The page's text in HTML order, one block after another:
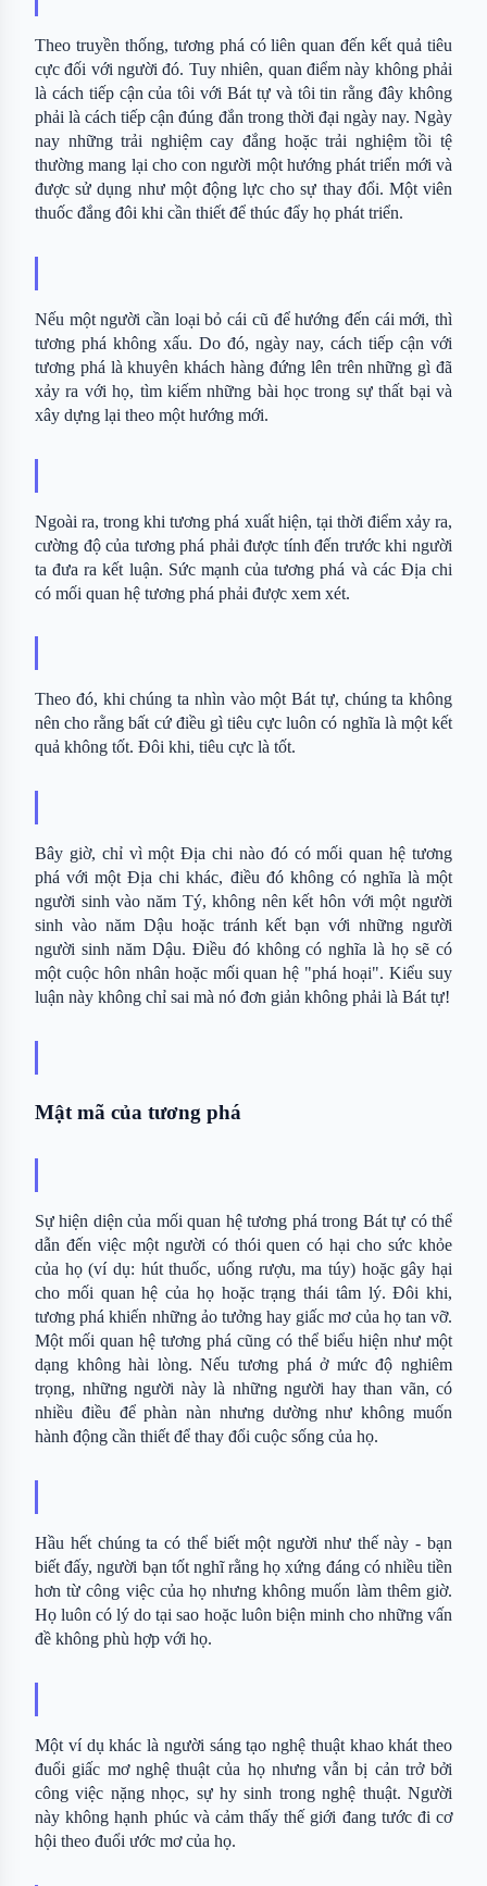
Theo truyền thống, tương phá có liên quan đến kết quả tiêu
cực đối với người đó. Tuy nhiên, quan điểm này không phải
là cách tiếp cận của tôi với Bát tự và tôi tin rằng đây không
phải là cách tiếp cận đúng đắn trong thời đại ngày nay. Ngày
nay những trải nghiệm cay đắng hoặc trải nghiệm tồi tệ
thường mang lại cho con người một hướng phát triển mới và
được sử dụng như một động lực cho sự thay đổi. Một viên
thuốc đắng đôi khi cần thiết để thúc đẩy họ phát triển.
Nếu một người cần loại bỏ cái cũ để hướng đến cái mới, thì
tương phá không xấu. Do đó, ngày nay, cách tiếp cận với
tương phá là khuyên khách hàng đứng lên trên những gì đã
xảy ra với họ, tìm kiếm những bài học trong sự thất bại và
xây dựng lại theo một hướng mới.
Ngoài ra, trong khi tương phá xuất hiện, tại thời điểm xảy ra,
cường độ của tương phá phải được tính đến trước khi người
ta đưa ra kết luận. Sức mạnh của tương phá và các Địa chi
có mối quan hệ tương phá phải được xem xét.
Theo đó, khi chúng ta nhìn vào một Bát tự, chúng ta không
nên cho rằng bất cứ điều gì tiêu cực luôn có nghĩa là một kết
quả không tốt. Đôi khi, tiêu cực là tốt.
Bây giờ, chỉ vì một Địa chi nào đó có mối quan hệ tương
phá với một Địa chi khác, điều đó không có nghĩa là một
người sinh vào năm Tý, không nên kết hôn với một người
sinh vào năm Dậu hoặc tránh kết bạn với những người
người sinh năm Dậu. Điều đó không có nghĩa là họ sẽ có
một cuộc hôn nhân hoặc mối quan hệ "phá hoại". Kiểu suy
luận này không chỉ sai mà nó đơn giản không phải là Bát tự!
Mật mã của tương phá
Sự hiện diện của mối quan hệ tương phá trong Bát tự có thể
dẫn đến việc một người có thói quen có hại cho sức khỏe
của họ (ví dụ: hút thuốc, uống rượu, ma túy) hoặc gây hại
cho mối quan hệ của họ hoặc trạng thái tâm lý. Đôi khi,
tương phá khiến những ảo tưởng hay giấc mơ của họ tan vỡ.
Một mối quan hệ tương phá cũng có thể biểu hiện như một
dạng không hài lòng. Nếu tương phá ở mức độ nghiêm
trọng, những người này là những người hay than vãn, có
nhiều điều để phàn nàn nhưng dường như không muốn
hành động cần thiết để thay đổi cuộc sống của họ.
Hầu hết chúng ta có thể biết một người như thế này - bạn
biết đấy, người bạn tốt nghĩ rằng họ xứng đáng có nhiều tiền
hơn từ công việc của họ nhưng không muốn làm thêm giờ.
Họ luôn có lý do tại sao hoặc luôn biện minh cho những vấn
đề không phù hợp với họ.
Một ví dụ khác là người sáng tạo nghệ thuật khao khát theo
đuổi giấc mơ nghệ thuật của họ nhưng vẫn bị cản trở bởi
công việc nặng nhọc, sự hy sinh trong nghệ thuật. Người
này không hạnh phúc và cảm thấy thế giới đang tước đi cơ
hội theo đuổi ước mơ của họ.